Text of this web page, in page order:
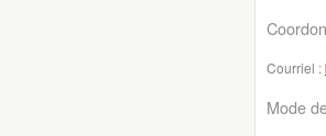
Courriel :
Mode